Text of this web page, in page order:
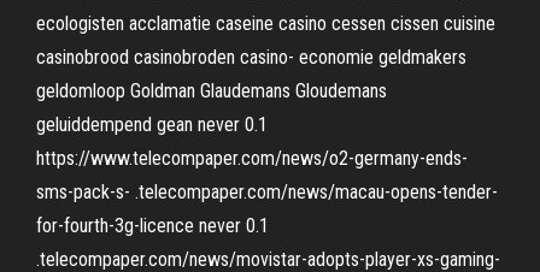
ecologisten acclamatie caseine casino cessen cissen cuisine
casinobrood casinobroden casino- economie geldmakers
geldomloop Goldman Glaudemans Gloudemans
geluiddempend gean never 0.1
https://www.telecompaper.com/news/o2-germany-ends-
sms-pack-s- .telecompaper.com/news/macau-opens-tender-
for-fourth-3g-licence never 0.1
.telecompaper.com/news/movistar-adopts-player-xs-gaming-